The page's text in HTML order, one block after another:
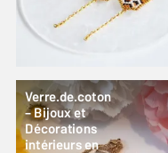
Verre.de.coton
– Bijoux et
Décorations
intérieurs en